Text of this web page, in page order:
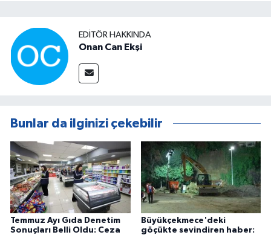
EDITÖR HAKKINDA
Onan Can Ekşi
Bunlar da ilginizi çekebilir
Temmuz Ayı Gıda Denetim
Sonuçları Belli Oldu: Ceza
Büyükçekmece'deki
göçükte sevindiren haber: